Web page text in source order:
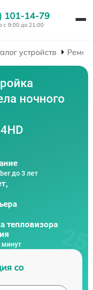
101-14-79
с 9:00 до 21:00
устройств
ночного
до 3 лет
тепловизора
минут
со